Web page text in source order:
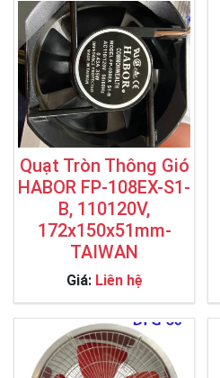
Quạt Tròn Thông Gió
HABOR FP-108EX-S1-
B, 110120V,
172x150x51mm-
TAIWAN
Giá: Liên hệ